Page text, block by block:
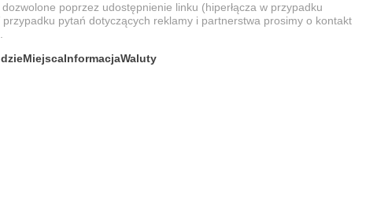
poprzez udostępnienie linku (hiperłącza w przypadku
przypadku pytań dotyczących reklamy i partnerstwa prosimy o kontakt
MiejscaInformacjaWaluty